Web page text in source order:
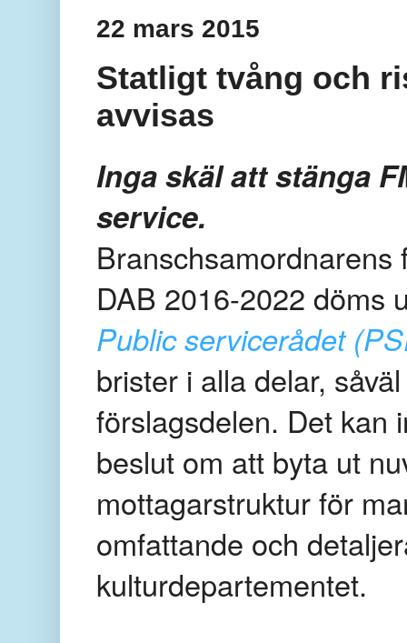
22 mars 2015
Statligt tvång och
avvisas
Inga skäl att stänga
service.
DAB 2016-2022 döms
Public servicerådet
brister i alla delar,
förslagsdelen. Det kan
beslut om att byta ut
mottagarstruktur för
omfattande och
kulturdepartementet.